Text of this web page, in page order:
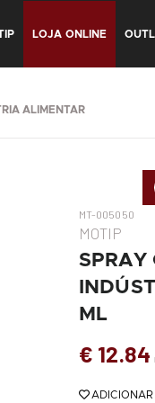
LOJA ONLINE
ALIMENTAR
MT-005050
MOTIP
SPRAY
ML
€ 12.84